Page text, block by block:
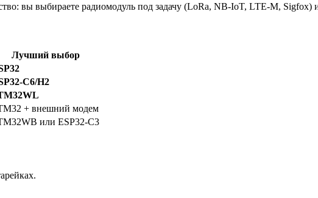
вы выбираете радиомодуль под задачу (LoRa, NB-IoT, LTE-M, Sigfox)
Лучший выбор
C6/H2
+ внешний модем
или ESP32-C3